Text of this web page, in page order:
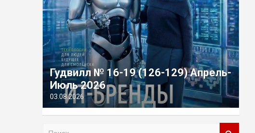
Гудвилл № 16-19 (126-129) Апрель-
Июль 2026
03.08.2026